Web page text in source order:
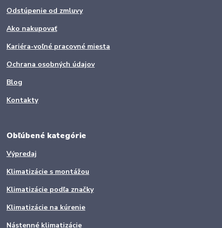
Odstúpenie od zmluvy
Ako nakupovať
Kariéra-voľné pracovné miesta
Ochrana osobných údajov
Blog
Kontakty
Obľúbené kategórie
Výpredaj
Klimatizácie s montážou
Klimatizácie podľa značky
Klimatizácie na kúrenie
Nástenné klimatizácie